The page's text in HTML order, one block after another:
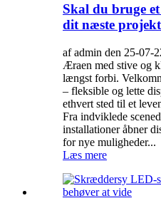
Skal du bruge
dit næste
af admin den 25-07-
Æraen med stive og
længst forbi.
– fleksible og lette
ethvert sted til et
Fra indviklede
installationer åbner
for nye muligheder...
Læs mere